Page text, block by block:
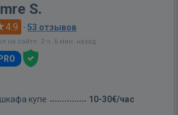
S.
4.9 · 53 отзывов
на сайте: 2 ч. 6 мин. назад
PRO
купе 10-30€/час